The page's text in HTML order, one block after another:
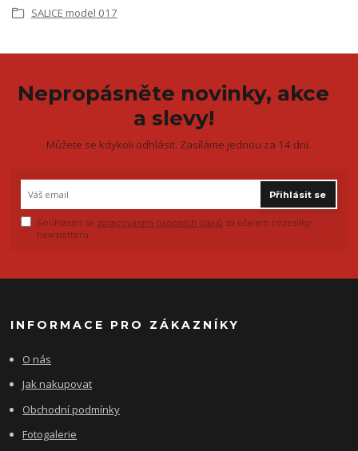
SALICE model 017
Nepropásněte novinky, akce
a slevy!
Můžete se kdykoli odhlásit. Zasíláme jednou za 14 dní.
Přihlásit se
Souhlasím se zpracováním osobních údajů za účelem rozesílky
newsletteru.
INFORMACE PRO ZÁKAZNÍKY
O nás
Jak nakupovat
Obchodní podmínky
Fotogalerie